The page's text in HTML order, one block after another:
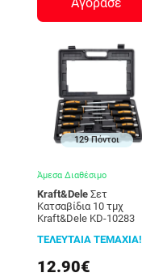
129 Πόντοι
Άμεσα Διαθέσιμο
Kraft&Dele
Κατσαβίδια 10 τμχ
Kraft&Dele KD-10283
ΤΕΛΕΥΤΑΙΑ ΤΕΜΑΧΙΑ!
12.90€